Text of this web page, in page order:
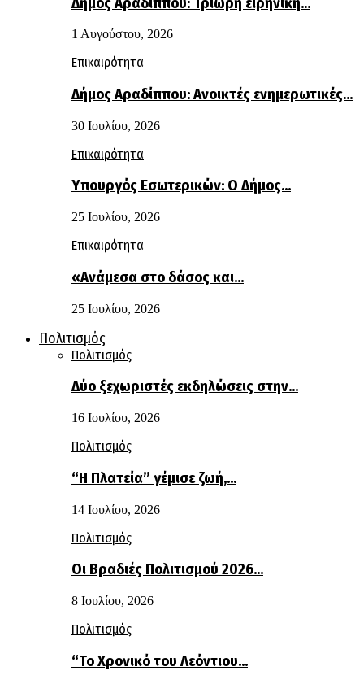
1 Αυγούστου, 2026
Επικαιρότητα
Δήμος Αραδίππου: Ανοικτές ενημερωτικές…
30 Ιουλίου, 2026
Επικαιρότητα
Υπουργός Εσωτερικών: Ο Δήμος…
25 Ιουλίου, 2026
Επικαιρότητα
«Ανάμεσα στο δάσος και…
25 Ιουλίου, 2026
Πολιτισμός
Πολιτισμός
Δύο ξεχωριστές εκδηλώσεις στην…
16 Ιουλίου, 2026
Πολιτισμός
“Η Πλατεία” γέμισε ζωή,…
14 Ιουλίου, 2026
Πολιτισμός
Οι Βραδιές Πολιτισμού 2026…
8 Ιουλίου, 2026
Πολιτισμός
“Το Χρονικό του Λεόντιου…